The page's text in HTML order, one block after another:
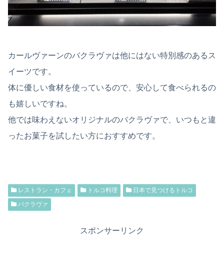
カールヴァーンのバクラヴァは他にはない特別感のあるス
イーツです。
体に優しい食材を使っているので、安心して食べられるの
も嬉しいですね。
他では味わえないオリジナルのバクラヴァで、いつもと違
ったお菓子を試したい方におすすめです。
レストラン・カフェ トルコ料理
日本で見つけるトルコ
バクラヴァ
スポンサーリンク